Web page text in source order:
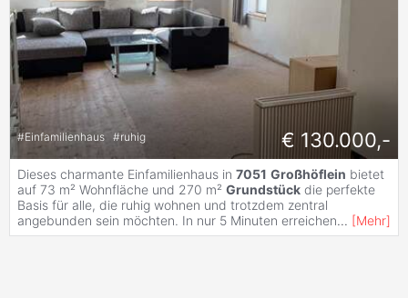
#Einfamilienhaus #ruhig € 130.000,-
Dieses charmante Einfamilienhaus in 7051 Großhöflein bietet
auf 73 m² Wohnfläche und 270 m² Grundstück die perfekte
Basis für alle, die ruhig wohnen und trotzdem zentral
angebunden sein möchten. In nur 5 Minuten erreichen... [Mehr]